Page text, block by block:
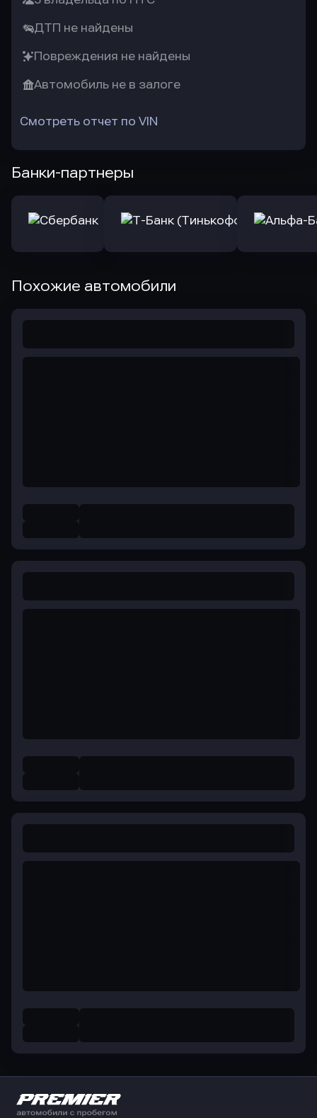
ДТП не найдены
Повреждения не найдены
Автомобиль не в залоге
Смотреть отчет по VIN
Банки-партнеры
Похожие автомобили